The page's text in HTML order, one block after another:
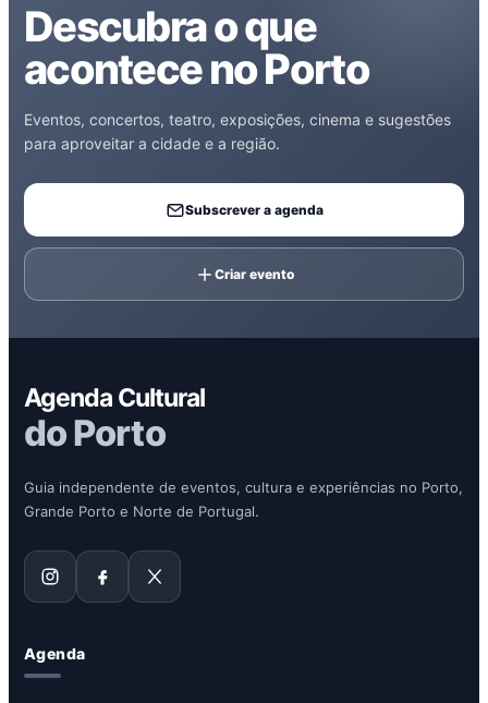
Descubra o que
acontece no Porto
Eventos, concertos, teatro, exposições, cinema e sugestões
para aproveitar a cidade e a região.
Subscrever a agenda
Criar evento
Agenda Cultural
do Porto
Guia independente de eventos, cultura e experiências no Porto,
Grande Porto e Norte de Portugal.
Agenda